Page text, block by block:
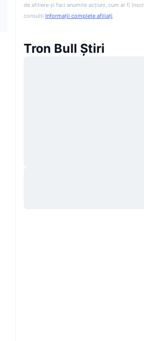
de afiliere și faci anumite acțiuni, cum ar fi
consulți Informații complete afiliați.
Tron Bull Știri